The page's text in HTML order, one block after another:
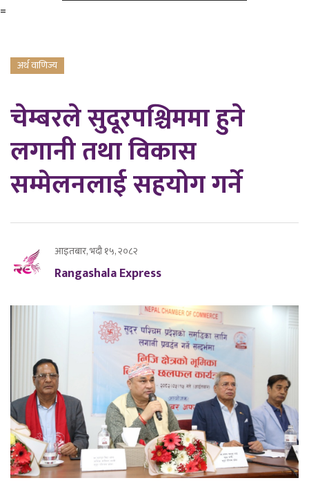
=
अर्थ वाणिज्य
चेम्बरले सुदूरपश्चिममा हुने
लगानी तथा विकास
सम्मेलनलाई सहयोग गर्ने
आइतबार, भदौ १५, २०८२
Rangashala Express